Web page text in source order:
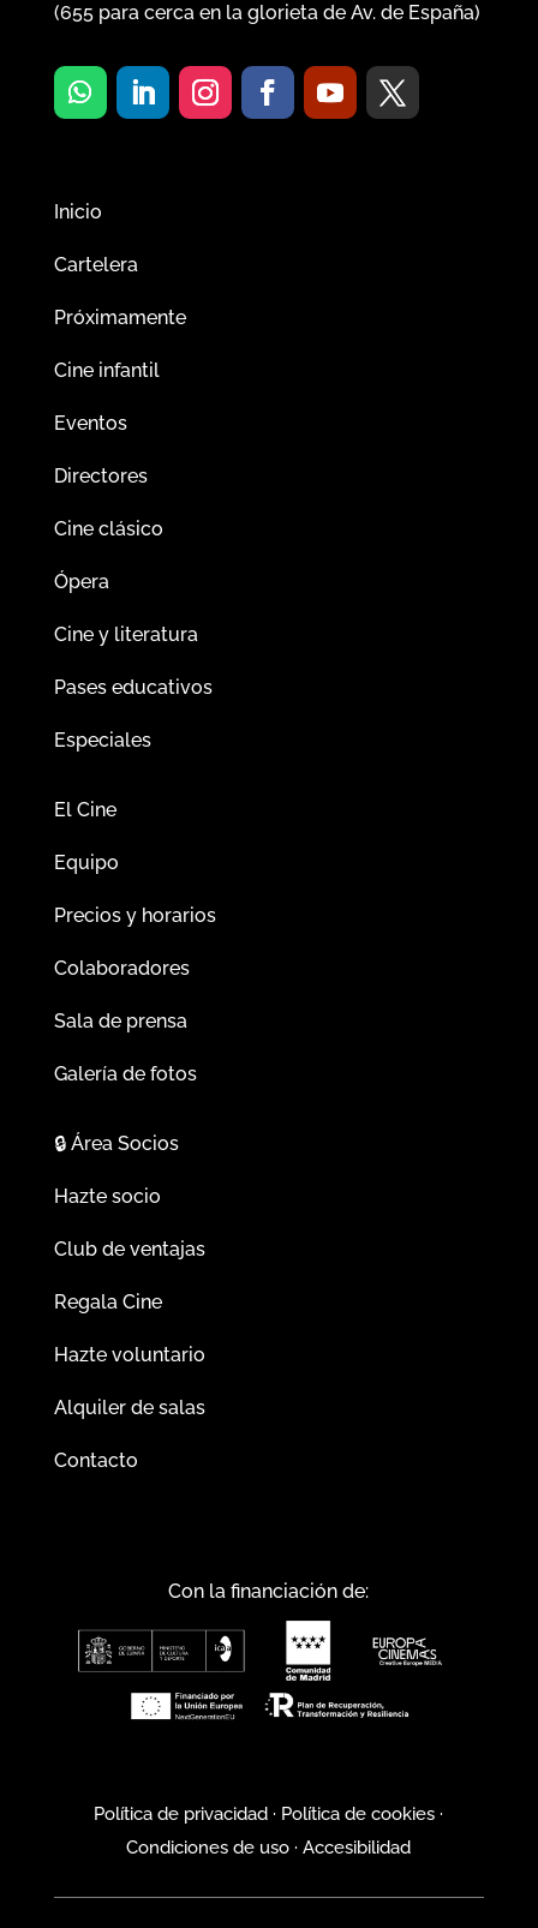
(655para cerca en la glorieta de Av. de España)
Inicio
Cartelera
Próximamente
Cine infantil
Eventos
Directores
Cine clásico
Ópera
Cine y literatura
Pases educativos
Especiales
El Cine
Equipo
Precios y horarios
Colaboradores
Sala de prensa
Galería de fotos
🔒Área Socios
Hazte socio
Club de ventajas
Regala Cine
Hazte voluntario
Alquiler de salas
Contacto
Con la financiación de:
Política de privacidad · Política de cookies ·
Condiciones de uso ·Accesibilidad